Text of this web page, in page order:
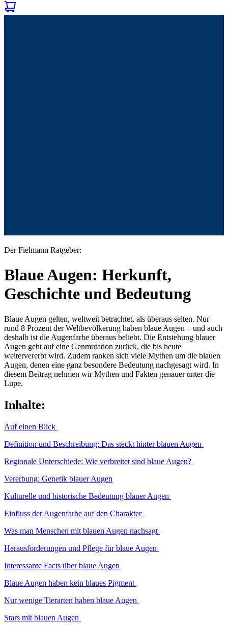
Der Fielmann Ratgeber:
Blaue Augen: Herkunft,
Geschichte und Bedeutung
Blaue Augen gelten, weltweit betrachtet, als überaus selten. Nur
rund 8 Prozent der Weltbevölkerung haben blaue Augen – und auch
deshalb ist die Augenfarbe überaus beliebt. Die Entstehung blauer
Augen geht auf eine Genmutation zurück, die bis heute
weitervererbt wird. Zudem ranken sich viele Mythen um die blauen
Augen, denen eine ganz besondere Bedeutung nachgesagt wird. In
diesem Beitrag nehmen wir Mythen und Fakten genauer unter die
Lupe.
Inhalte:
Auf einen Blick
Definition und Beschreibung: Das steckt hinter blauen Augen
Regionale Unterschiede: Wie verbreitet sind blaue Augen?
Vererbung: Genetik blauer Augen
Kulturelle und historische Bedeutung blauer Augen
Einfluss der Augenfarbe auf den Charakter
Was man Menschen mit blauen Augen nachsagt
Herausforderungen und Pflege für blaue Augen
Interessante Facts über blaue Augen
Blaue Augen haben kein blaues Pigment
Nur wenige Tierarten haben blaue Augen
Stars mit blauen Augen